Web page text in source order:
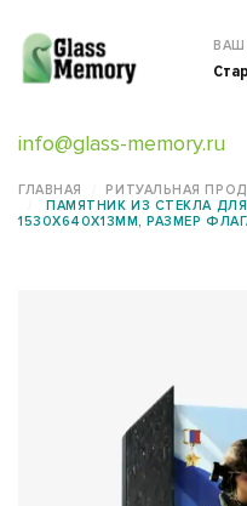
info@glass-memory.ru
ВАШ
ГЛАВНАЯ
РИТУАЛЬНАЯ
ПАМЯТНИК ИЗ СТЕКЛА
1530Х640Х13ММ, РАЗМЕР